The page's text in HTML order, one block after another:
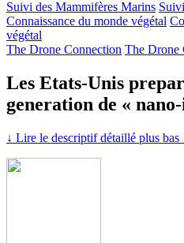
Suivi des Mammifères Marins
Connaissance du monde végétal
végétal
The Drone Connection The Drone
Les Etats-Unis
generation de «
↓ Lire le descriptif détaillé plus bas